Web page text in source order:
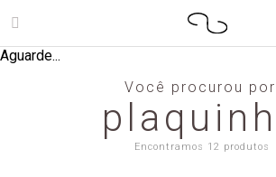
Aguarde...
Você procurou
Encontramos 12 produtos